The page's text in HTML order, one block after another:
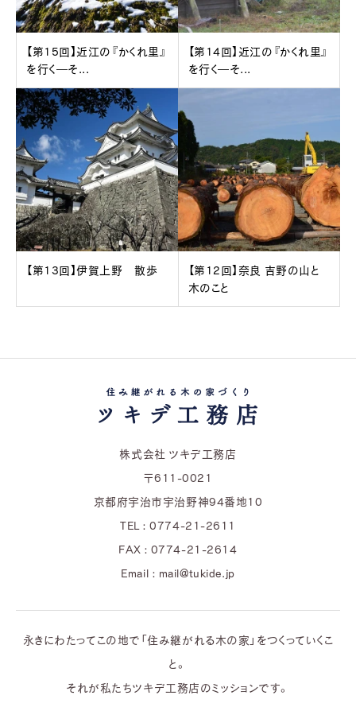
【第15回】近江の『かくれ里』
を行く―そ...
【第14回】近江の『かくれ里』
を行く―そ...
【第13回】伊賀上野 散歩
【第12回】奈良 吉野の山と
木のこと
株式会社 ツキデ工務店
〒611-0021
京都府宇治市宇治野神94番地10
TEL : 0774-21-2611
FAX : 0774-21-2614
Email : mail@tukide.jp
永きにわたってこの地で「住み継がれる木の家」をつくっていくこ
と。
それが私たちツキデ工務店のミッションです。